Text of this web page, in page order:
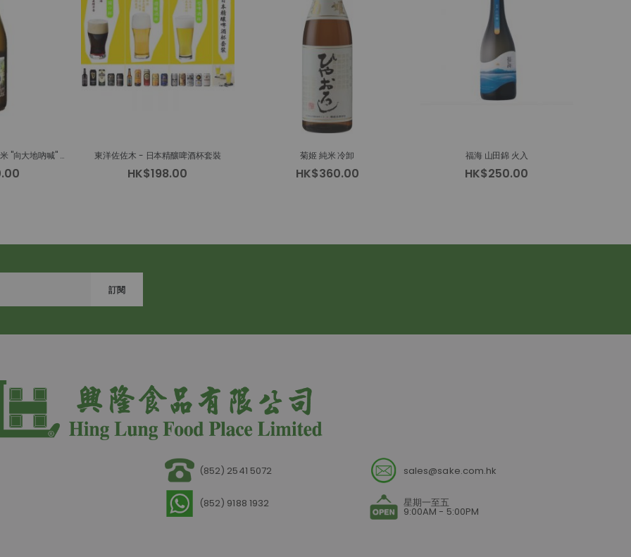
匠門 La Jomon 特別純米 "向大地吶喊" 火入 東洋佐佐木 - 日本精釀啤酒杯套裝
HK$198.00
菊姬 純米 冷卸
HK$360.00
福海 山田錦 火入
HK$250.00
訂閱
(852) 2541 5072 sales@sake.com.hk
(852) 9188 1932 星期一至五
9:00AM - 5:00PM